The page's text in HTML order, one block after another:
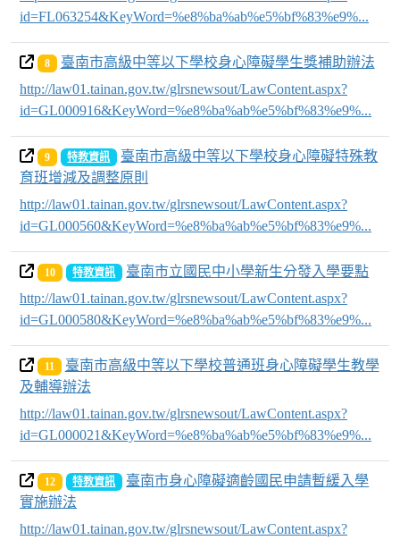
id=FL063254&KeyWord=%e8%ba%ab%e5%bf%83%e9%...
8
臺南市高級中等以下學校身心障礙學生獎補助辦法
http://law01.tainan.gov.tw/glrsnewsout/LawContent.aspx?
id=GL000916&KeyWord=%e8%ba%ab%e5%bf%83%e9%...
9 特教資訊
臺南市高級中等以下學校身心障礙特殊教
育班增減及調整原則
http://law01.tainan.gov.tw/glrsnewsout/LawContent.aspx?
id=GL000560&KeyWord=%e8%ba%ab%e5%bf%83%e9%...
10 特教資訊
臺南市立國民中小學新生分發入學要點
http://law01.tainan.gov.tw/glrsnewsout/LawContent.aspx?
id=GL000580&KeyWord=%e8%ba%ab%e5%bf%83%e9%...
11
臺南市高級中等以下學校普通班身心障礙學生教學
及輔導辦法
http://law01.tainan.gov.tw/glrsnewsout/LawContent.aspx?
id=GL000021&KeyWord=%e8%ba%ab%e5%bf%83%e9%...
12 特教資訊
臺南市身心障礙適齡國民申請暫緩入學
實施辦法
http://law01.tainan.gov.tw/glrsnewsout/LawContent.aspx?